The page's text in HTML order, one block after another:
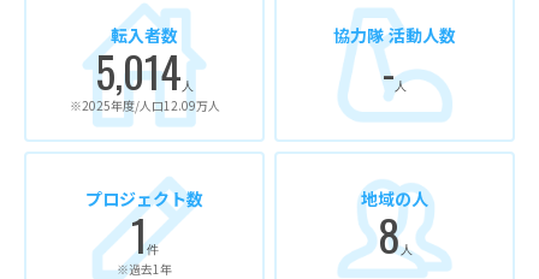
転入者数
5,014 人
※2025年度/人口12.09万人
協力隊 活動人数
-人
プロジェクト数
1件
※過去1年
地域の人
8人